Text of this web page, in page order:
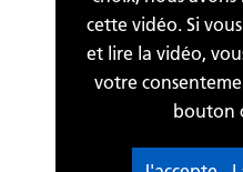
cette vidéo. Si
et lire la vidéo,
votre
bouton